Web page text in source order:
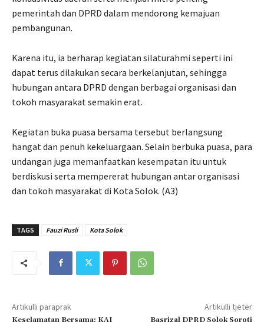
pemerintah dan DPRD dalam mendorong kemajuan
pembangunan.
Karena itu, ia berharap kegiatan silaturahmi seperti ini
dapat terus dilakukan secara berkelanjutan, sehingga
hubungan antara DPRD dengan berbagai organisasi dan
tokoh masyarakat semakin erat.
Kegiatan buka puasa bersama tersebut berlangsung
hangat dan penuh kekeluargaan. Selain berbuka puasa, para
undangan juga memanfaatkan kesempatan itu untuk
berdiskusi serta mempererat hubungan antar organisasi
dan tokoh masyarakat di Kota Solok. (A3)
TAGS Fauzi Rusli Kota Solok
Artikulli paraprak
Keselamatan Bersama: KAI
Artikulli tjetër
Basrizal DPRD Solok Soroti